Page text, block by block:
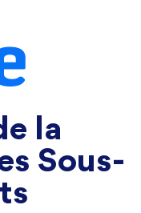
la
Sous-